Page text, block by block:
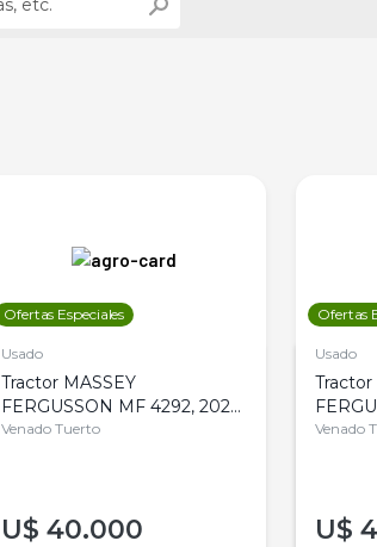
Ofertas Especiales
Usado
Tractor MASSEY
FERGUSSON MF 4292, 2020,
4WD, PATON
Venado Tuerto
U$ 40.000
Ofertas
Usado
Tractor
4WD,
Venado
U$